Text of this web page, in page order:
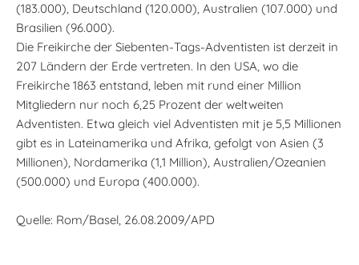
(183.000), Deutschland (120.000), Australien (107.000) und
Brasilien (96.000).
Die Freikirche der Siebenten-Tags-Adventisten ist derzeit in
207 Ländern der Erde vertreten. In den USA, wo die
Freikirche 1863 entstand, leben mit rund einer Million
Mitgliedern nur noch 6,25 Prozent der weltweiten
Adventisten. Etwa gleich viel Adventisten mit je 5,5 Millionen
gibt es in Lateinamerika und Afrika, gefolgt von Asien (3
Millionen), Nordamerika (1,1 Million), Australien/Ozeanien
(500.000) und Europa (400.000).
Quelle: Rom/Basel, 26.08.2009/APD